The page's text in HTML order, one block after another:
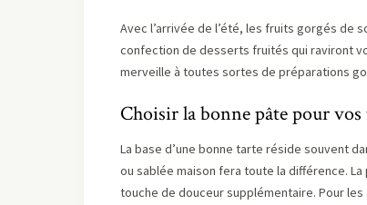
Avec l’arrivée de l’été, les fruits gorgés de
confection de desserts fruités qui raviront
merveille à toutes sortes de préparations
Choisir la bonne pâte pour vos
La base d’une bonne tarte réside souvent
ou sablée maison fera toute la différence.
touche de douceur supplémentaire. Pour